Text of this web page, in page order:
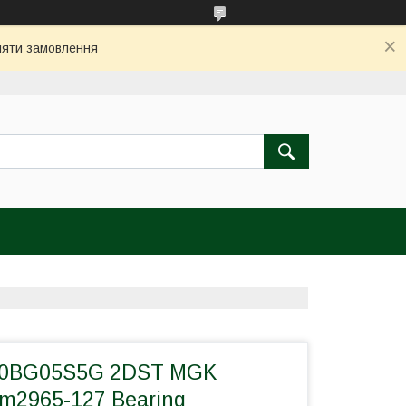
замовлення
2DST MGK
127 Bearing